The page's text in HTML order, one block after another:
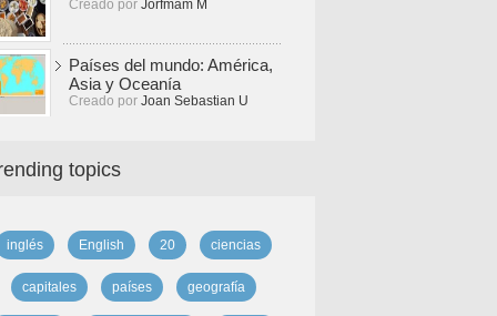
Creado por Jorfmam M
Países del mundo: América,
Asia y Oceanía
Creado por Joan Sebastian U
topics
inglés English 20 ciencias
capitales países geografía